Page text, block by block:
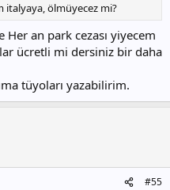
italyaya, ölmüyecez mi?
an park cezası yiyecem
ücretli mi dersiniz bir daha
tüyoları yazabilirim.
#55